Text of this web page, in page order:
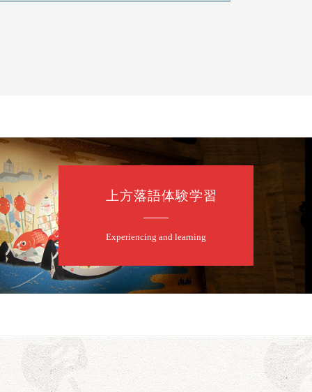
眞／笑福亭仁福／幸助福助（漫才）／桂春若
上方落語体験学習
Experiencing and learning